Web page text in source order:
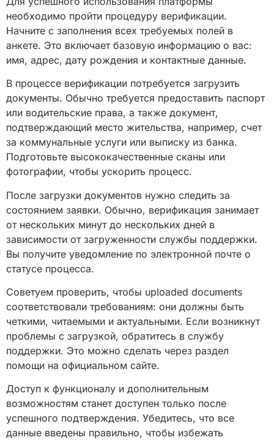
необходимо пройти процедуру верификации.
Начните с заполнения всех требуемых полей в
анкете. Это включает базовую информацию о вас:
имя, адрес, дату рождения и контактные данные.
В процессе верификации потребуется загрузить
документы. Обычно требуется предоставить паспорт
или водительские права, а также документ,
подтверждающий место жительства, например, счет
за коммунальные услуги или выписку из банка.
Подготовьте высококачественные сканы или
фотографии, чтобы ускорить процесс.
После загрузки документов нужно следить за
состоянием заявки. Обычно, верификация занимает
от нескольких минут до нескольких дней в
зависимости от загруженности службы поддержки.
Вы получите уведомление по электронной почте о
статусе процесса.
Советуем проверить, чтобы uploaded documents
соответствовали требованиям: они должны быть
четкими, читаемыми и актуальными. Если возникнут
проблемы с загрузкой, обратитесь в службу
поддержки. Это можно сделать через раздел
помощи на официальном сайте.
Доступ к функционалу и дополнительным
возможностям станет доступен только после
успешного подтверждения. Убедитесь, что все
данные введены правильно, чтобы избежать